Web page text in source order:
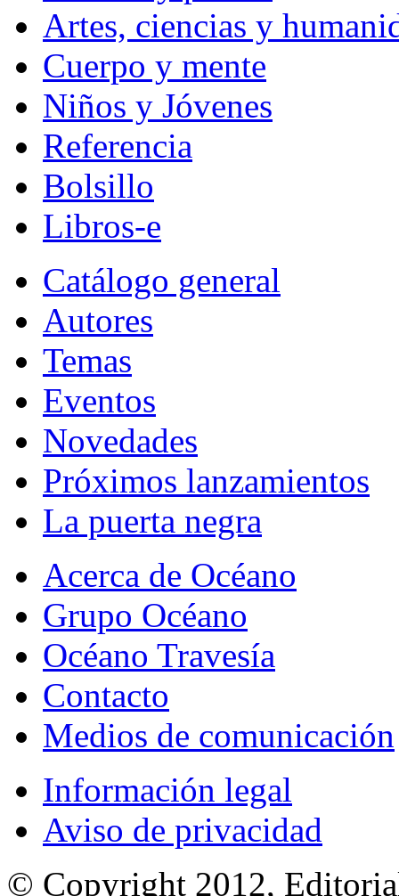
Artes, ciencias y
Cuerpo y mente
Niños y Jóvenes
Referencia
Bolsillo
Libros-e
Catálogo general
Autores
Temas
Eventos
Novedades
Próximos lanzamientos
La puerta negra
Acerca de Océano
Grupo Océano
Océano Travesía
Contacto
Medios de comunicación
Información legal
Aviso de privacidad
© Copyright 2012,